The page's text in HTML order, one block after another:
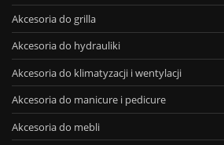
Akcesoria do grilla
Akcesoria do hydrauliki
Akcesoria do klimatyzacji i wentylacji
Akcesoria do manicure i pedicure
Akcesoria do mebli